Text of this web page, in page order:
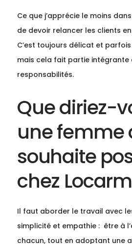
Ce que j’apprécie le moins
de devoir relancer les clients
C’est toujours délicat et
mais cela fait partie intégrante
responsabilités.
Que diriez-
une femme
souhaite
chez
Il faut aborder le travail avec
simplicité et empathie : être à
chacun, tout en adoptant une